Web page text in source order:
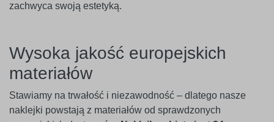
zachwyca swoją estetyką.
Wysoka jakość europejskich
materiałów
Stawiamy na trwałość i niezawodność – dlatego nasze
naklejki powstają z materiałów od sprawdzonych